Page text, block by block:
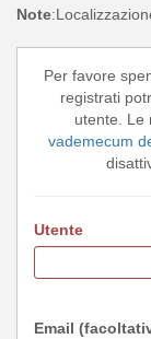
Note
Per favore
registrati
utente. Le
vademecum
Utente
Email